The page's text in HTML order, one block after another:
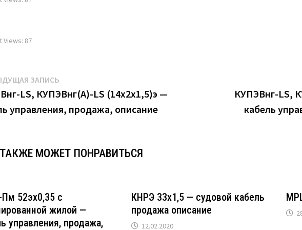
Views: 87
ЗАПИСЬ
запись:
LS, КУПЭВнг(А)-LS (14х2х1,5)э —
управления, продажа, описание
КУПЭВнг-LS,
кабель
МОЖЕТ ПОНРАВИТЬСЯ
52эх0,35 с
жилой —
управления, продажа,
КНРЭ 33х1,5 — судовой кабель
продажа описание
12.02.2020